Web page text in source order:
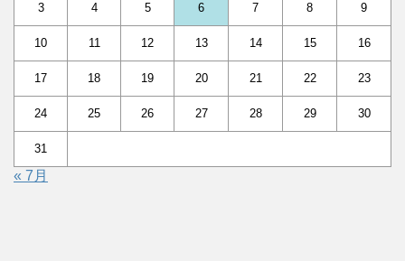
3 4 5 6 7 8 9
10 11 12 13 14 15 16
17 18 19 20 21 22 23
24 25 26 27 28 29 30
31
« 7月